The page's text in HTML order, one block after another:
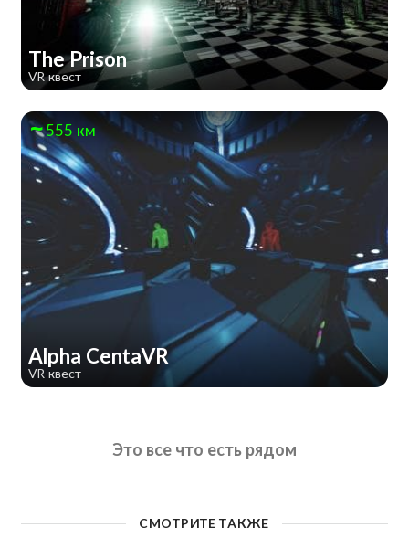
The Prison
VR квест
555 км
Alpha CentaVR
VR квест
Это все что есть рядом
СМОТРИТЕ ТАКЖЕ